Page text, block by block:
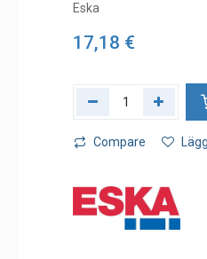
Eska
17,18 €
Compare